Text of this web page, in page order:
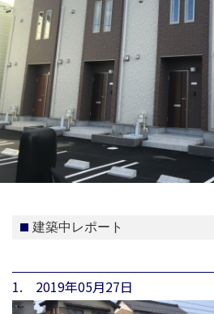
建築中レポート
1. 2019年05月27日